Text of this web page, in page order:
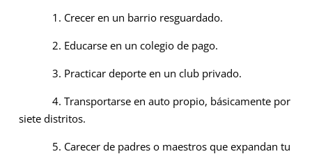
1. Crecer en un barrio resguardado.
2. Educarse en un colegio de pago.
3. Practicar deporte en un club privado.
4. Transportarse en auto propio, básicamente por
siete distritos.
5. Carecer de padres o maestros que expandan tu